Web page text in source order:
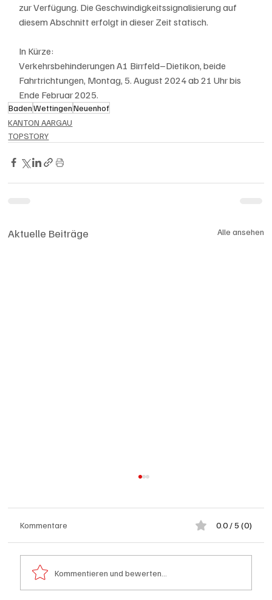
zur Verfügung. Die Geschwindigkeitssignalisierung auf
diesem Abschnitt erfolgt in dieser Zeit statisch.
In Kürze:
Verkehrsbehinderungen A1 Birrfeld–Dietikon, beide
Fahrtrichtungen, Montag, 5. August 2024 ab 21 Uhr bis
Ende Februar 2025.
Baden Wettingen Neuenhof
KANTON AARGAU
TOPSTORY
Aktuelle Beiträge Alle ansehen
Kommentare 0.0 / 5 (0)
Kommentieren und bewerten...